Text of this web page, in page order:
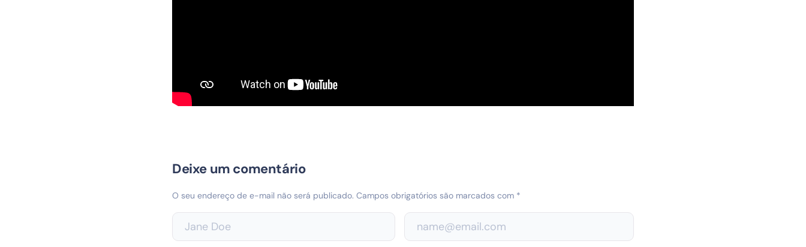
Deixe um comentário
O seu endereço de e-mail não será publicado. Campos obrigatórios são marcados com *